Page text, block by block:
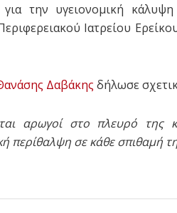
για την υγειονομική
Ιατρείου
Δαβάκης δήλωσε
αρωγοί στο πλευρό της
περίθαλψη σε κάθε σπιθαμή